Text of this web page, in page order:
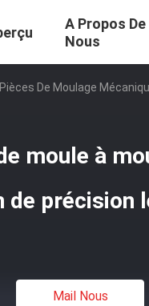
A Propos De
Nous
Pièces De Moulage
moule à
de précision
Mail Nous